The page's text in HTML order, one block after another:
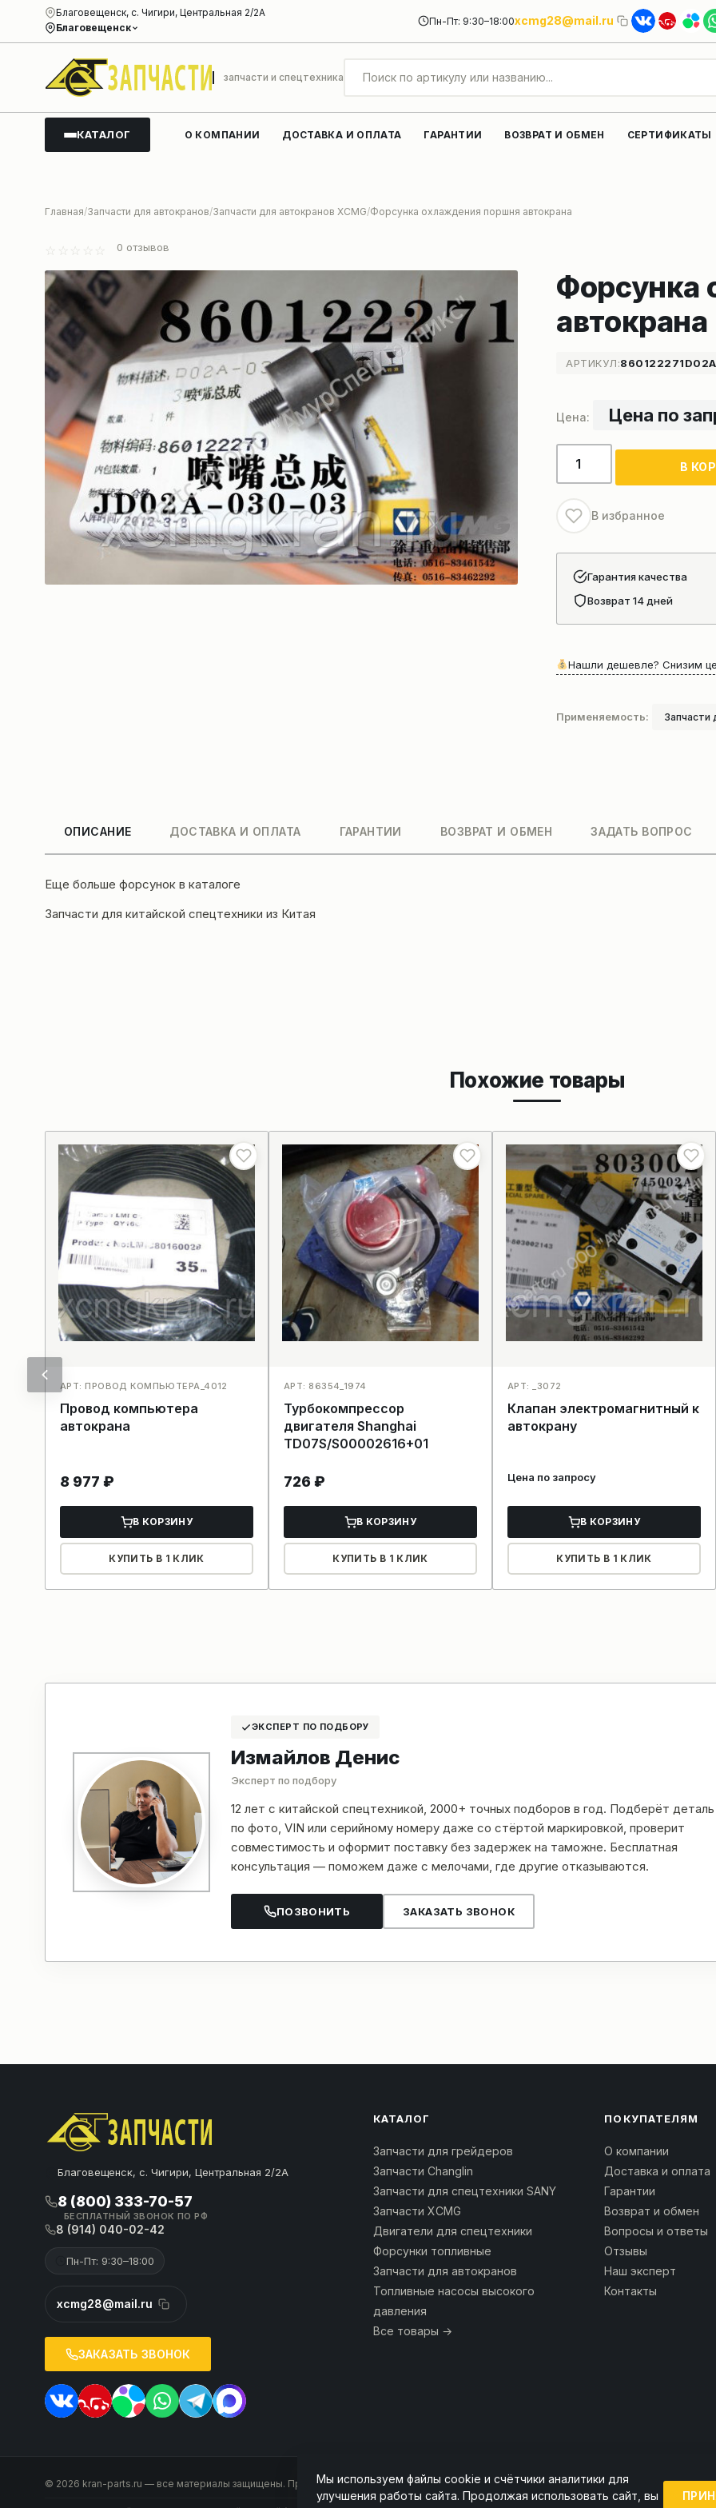
Благовещенск
Благовещенск, с. Чигири, Центральная 2/2А
Пн-Пт: 9:30–18:00xcmg28@mail.ru
запчасти и спецтехника
КАТАЛОГ О КОМПАНИИ ДОСТАВКА И ОПЛАТА ГАРАНТИИ ВОЗВРАТ И ОБМЕН СЕРТИФИКАТЫ
Главная Запчасти для автокранов Запчасти для автокранов XCMG Форсунка охлаждения поршня автокрана
0 отзывов
Форсунка
автокрана
АРТИКУЛ:
Цена по
Количество
товара
охлаждения
поршня
автокрана
В
В избранное
Гарантия качества
Возврат 14 дней
Нашли дешевле? Снизим
Применяемость: Запчасти
ОПИСАНИЕ ДОСТАВКА И ОПЛАТА ГАРАНТИИ ВОЗВРАТ И ОБМЕН ЗАДАТЬ ВОПРОС
Еще больше форсунок в каталоге
Запчасти для китайской спецтехники из Китая
Похожие товары
АРТ: ПРОВОД КОМПЬЮТЕРА_4012
Провод компьютера
автокрана
8 977 ₽
В КОРЗИНУ
КУПИТЬ В 1 КЛИК
АРТ: 86354_1974
Турбокомпрессор
двигателя Shanghai
TD07S/S00002616+01
726 ₽
В КОРЗИНУ
КУПИТЬ В 1 КЛИК
АРТ: _3072
Клапан электромагнитный к
автокрану
Цена по запросу
В КОРЗИНУ
КУПИТЬ В 1 КЛИК
ЭКСПЕРТ ПО ПОДБОРУ
Измайлов Денис
Эксперт по подбору
12 лет с китайской спецтехникой, 2000+ точных подборов в год. Подберёт деталь
по фото, VIN или серийному номеру даже со стёртой маркировкой, проверит
совместимость и оформит поставку без задержек на таможне. Бесплатная
консультация — поможем даже с мелочами, где другие отказываются.
ПОЗВОНИТЬ ЗАКАЗАТЬ ЗВОНОК
Благовещенск, с. Чигири, Центральная 2/2А
8 (800) 333-70-57
БЕСПЛАТНЫЙ ЗВОНОК ПО РФ
8 (914) 040-02-42
Пн-Пт: 9:30–18:00
xcmg28@mail.ru
ЗАКАЗАТЬ ЗВОНОК
КАТАЛОГ
Запчасти для грейдеров
Запчасти Changlin
Запчасти для спецтехники SANY
Запчасти XCMG
Двигатели для спецтехники
Форсунки топливные
Запчасти для автокранов
Топливные насосы высокого
давления
Все товары →
ПОКУПАТЕЛЯМ
О компании
Доставка и оплата
Гарантии
Возврат и обмен
Вопросы и ответы
Отзывы
Наш эксперт
Контакты
© 2026 kran-parts.ru — все материалы защищены. При копировании ссылка на источник обязательна.
Мы используем файлы cookie и счётчики аналитики для
улучшения работы сайта. Продолжая использовать сайт, вы